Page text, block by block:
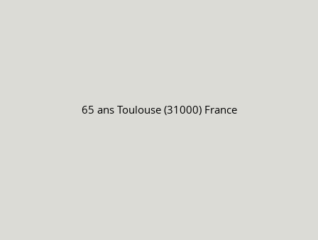
65 ans Toulouse (31000) France